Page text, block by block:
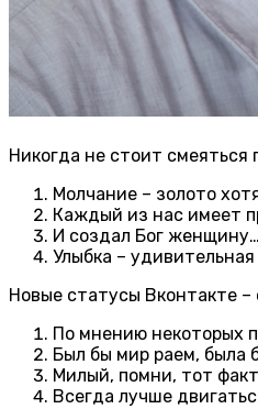
Никогда не стоит
Молчание – золото
Каждый из нас имеет
И создал Бог
Улыбка –
Новые статусы Вконтакте
По мнению некоторых
Был бы мир раем, была
Милый, помни, тот
Всегда лучше